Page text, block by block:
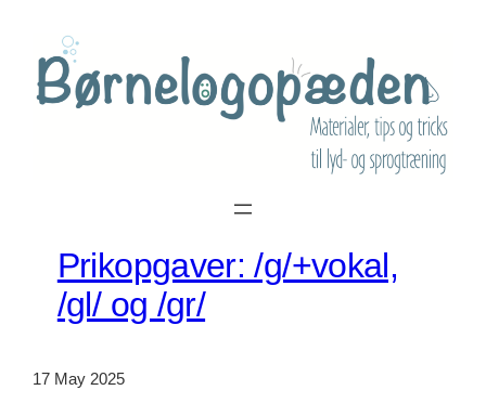
content
Prikopgaver: /g/+vokal,
/gl/ og /gr/
17 May 2025